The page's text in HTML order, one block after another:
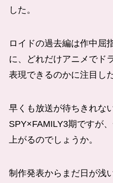
した。
ロイドの過去編は作中屈
に、どれだけアニメでド
表現できるのかに注目し
早くも放送が待ちきれな
SPY×FAMILY3期ですが
上がるのでしょうか。
制作発表からまだ日が浅